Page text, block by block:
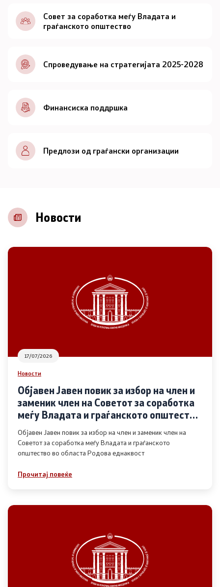
Документи
Совет
За советот
Документи
Записници и дневни редови од седниците на
Советот
Контакт
Основање на здружение
Дијалог меѓу Владата и граѓанскиот сектор
Отворени денови за иницијативи на граѓанските
организации
Финансиска поддршка
Совет за соработка меѓу Владата и
граѓанското општество
Спроведување на стратегијата 2025-2028
Финансиска поддршка
Предлози од граѓански организации
Новости
17/07/2026
Новости
Објавен Јавен повик за избор на член и
заменик член на Советот за соработка
меѓу Владата и граѓанското општество
во областа Родова еднаквост
Објавен Јавен повик за избор на член и заменик член на
Советот за соработка меѓу Владата и граѓанското
општество во областа Родова еднаквост
Прочитај повеќе